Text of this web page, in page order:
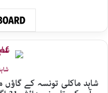
شاہد ماکلی تونسہ کے